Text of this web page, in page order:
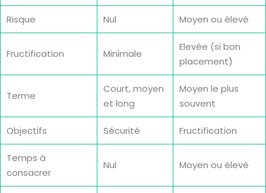
Risque Nul Moyen ou élevé
Fructification Minimale
Elevée (si bon
placement)
Terme
Court, moyen
et long
Moyen le plus
souvent
Objectifs Sécurité Fructification
Temps à
consacrer
Nul Moyen ou élevé